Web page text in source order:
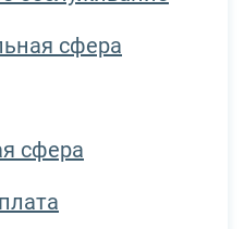
сфера
сфера